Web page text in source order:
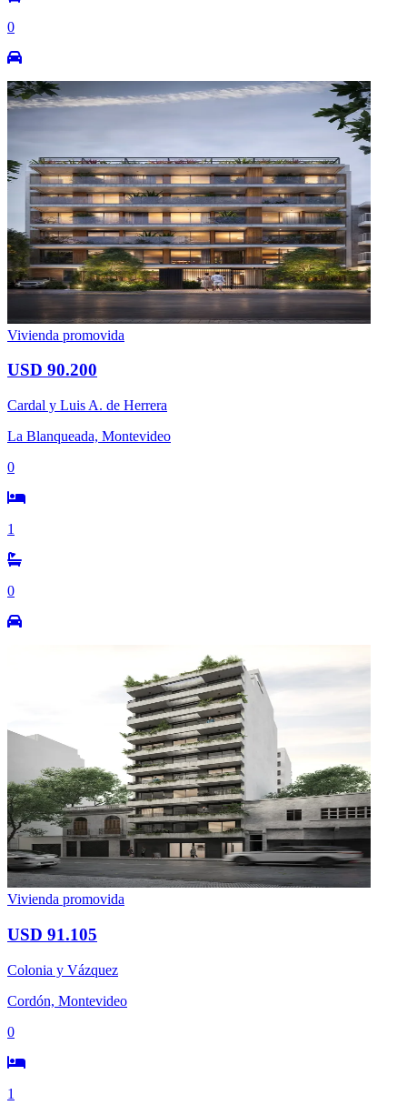
0
Vivienda promovida
USD 90.200
Cardal y Luis A. de Herrera
La Blanqueada, Montevideo
0
1
0
Vivienda promovida
USD 91.105
Colonia y Vázquez
Cordón, Montevideo
0
1